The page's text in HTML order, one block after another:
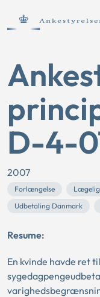
D-4-
2007
Forlængelse
Udbetaling Danmark
Resume:
En kvinde havde ret